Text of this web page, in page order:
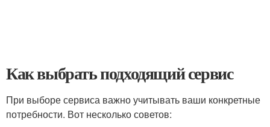
Как выбрать подходящий сервис
При выборе сервиса важно учитывать ваши конкретные
потребности. Вот несколько советов: